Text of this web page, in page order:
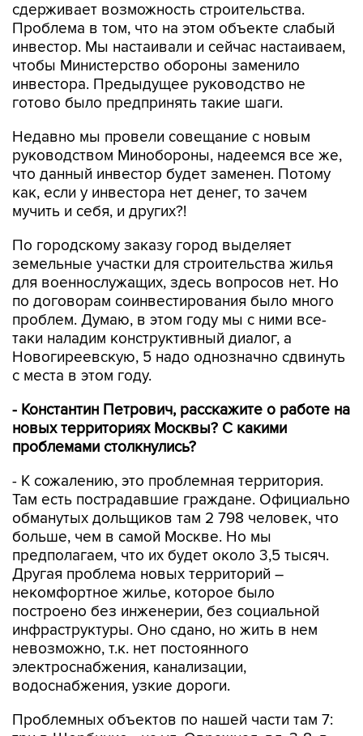
сдерживает возможность строительства.
Проблема в том, что на этом объекте слабый
инвестор. Мы настаивали и сейчас настаиваем,
чтобы Министерство обороны заменило
инвестора. Предыдущее руководство не
готово было предпринять такие шаги.
Недавно мы провели совещание с новым
руководством Минобороны, надеемся все же,
что данный инвестор будет заменен. Потому
как, если у инвестора нет денег, то зачем
мучить и себя, и других?!
По городскому заказу город выделяет
земельные участки для строительства жилья
для военнослужащих, здесь вопросов нет. Но
по договорам соинвестирования было много
проблем. Думаю, в этом году мы с ними все-
таки наладим конструктивный диалог, а
Новогиреевскую, 5 надо однозначно сдвинуть
с места в этом году.
- Константин Петрович, расскажите о работе на
новых территориях Москвы? С какими
проблемами столкнулись?
- К сожалению, это проблемная территория.
Там есть пострадавшие граждане. Официально
обманутых дольщиков там 2 798 человек, что
больше, чем в самой Москве. Но мы
предполагаем, что их будет около 3,5 тысяч.
Другая проблема новых территорий –
некомфортное жилье, которое было
построено без инженерии, без социальной
инфраструктуры. Оно сдано, но жить в нем
невозможно, т.к. нет постоянного
электроснабжения, канализации,
водоснабжения, узкие дороги.
Проблемных объектов по нашей части там 7: